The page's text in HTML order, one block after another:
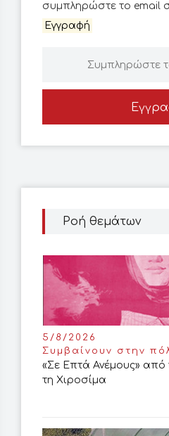
Ροή θεμάτων
5/8/2026
Συμβαίνουν στην
«Σε Επτά Ανέμους» από
τη Χιροσίμα
συμπληρώστε το email
Εγγραφή